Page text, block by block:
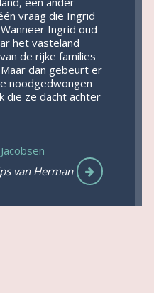
vraag die Ingrid
Ingrid oud
het vasteland
de rijke families
dan gebeurt er
noodgedwongen
die ze dacht achter
van Herman